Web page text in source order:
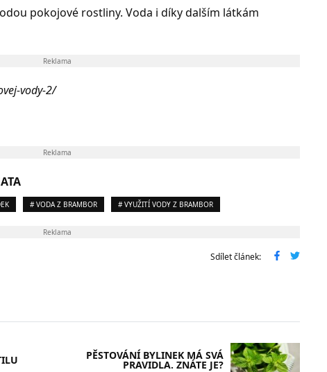
pokojové rostliny. Voda i díky dalším látkám
Reklama
vody-2/
Reklama
# VODA Z BRAMBOR # VYUŽITÍ VODY Z BRAMBOR
Reklama
Sdílet článek:
PĚSTOVÁNÍ BYLINEK MÁ SVÁ
PRAVIDLA. ZNÁTE JE?